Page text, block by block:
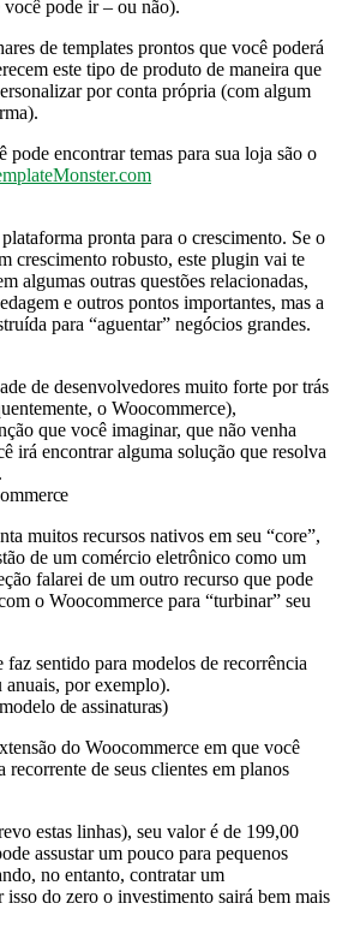
pode ir – ou não).
de templates prontos que você poderá
este tipo de produto de maneira que
por conta própria (com algum
pode encontrar temas para sua loja são o
pronta para o crescimento. Se o
crescimento robusto, este plugin vai te
algumas outras questões relacionadas,
e outros pontos importantes, mas a
para “aguentar” negócios grandes.
de desenvolvedores muito forte por trás
o Woocommerce),
que você imaginar, que não venha
irá encontrar alguma solução que resolva
muitos recursos nativos em seu “core”,
de um comércio eletrônico como um
falarei de um outro recurso que pode
o Woocommerce para “turbinar” seu
faz sentido para modelos de recorrência
anuais, por exemplo).
de assinaturas)
do Woocommerce em que você
recorrente de seus clientes em planos
estas linhas), seu valor é de 199,00
assustar um pouco para pequenos
no entanto, contratar um
isso do zero o investimento sairá bem mais